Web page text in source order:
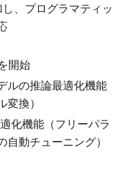
、プログラマティッ
開始
ルの推論最適化機能
変換）
化機能（フリーパラ
動チューニング）